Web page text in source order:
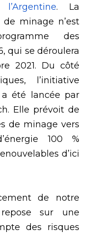
. La
minage n’est
des
qui se déroulera
2021. Du côté
a été lancée par
Elle prévoit de
de minage vers
100 %
d’ici
de notre
sur une
des risques